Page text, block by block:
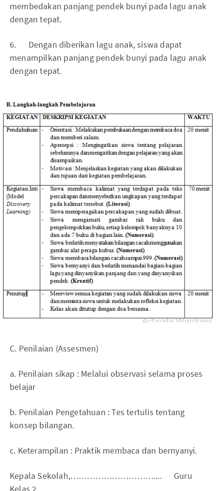
membedakan panjang pendek bunyi pada lagu anak
dengan tepat.
6. Dengan diberikan lagu anak, siswa dapat
menampilkan panjang pendek bunyi pada lagu anak
dengan tepat.
C. Penilaian (Assesmen)
a. Penilaian sikap : Melalui observasi selama proses
belajar
b. Penilaian Pengetahuan : Tes tertulis tentang
konsep bilangan.
c. Keterampilan : Praktik membaca dan bernyanyi.
Kepala Sekolah,………………………….... Guru
Kelas 2………………………